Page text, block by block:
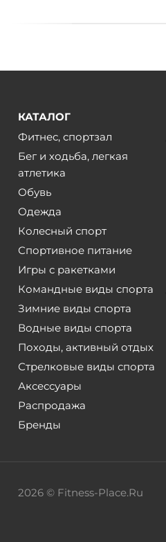
КАТАЛОГ
Фитнес, спортзал
Бег и ходьба, легкая
атлетика
Обувь
Одежда
Колесный спорт
Спортивное питание
Игры с ракетками
Командные виды спорта
Зимние виды спорта
Водные виды спорта
Походы, активный отдых
Стрелковые виды спорта
Аксессуары
Распродажа
Бренды
2026 © Fitness-Place.Ru